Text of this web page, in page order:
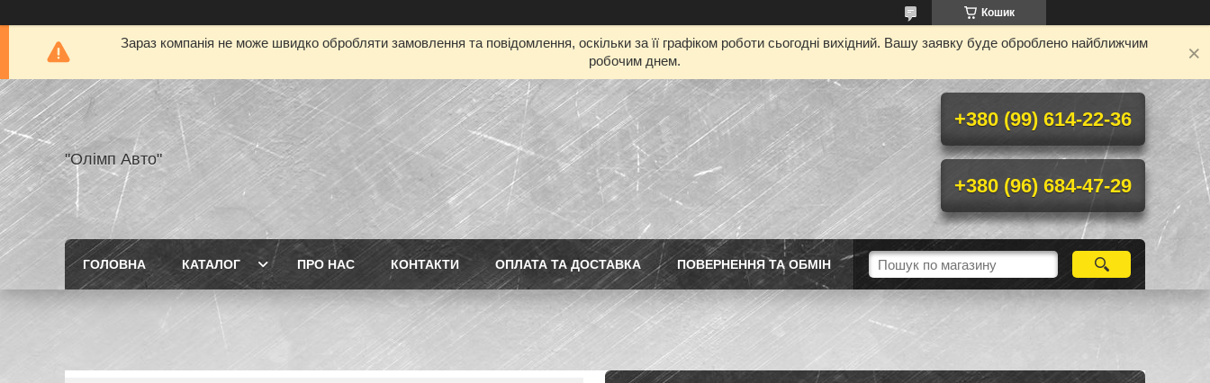
Кошик
Зараз компанія не може швидко обробляти замовлення та повідомлення, оскільки за її графіком роботи сьогодні вихідний. Вашу заявку буде оброблено найближчим
робочим днем.
"Олімп Авто"
+380 (99) 614-22-36
+380 (96) 684-47-29
ГОЛОВНА КАТАЛОГ ПРО НАС КОНТАКТИ ОПЛАТА ТА ДОСТАВКА ПОВЕРНЕННЯ ТА ОБМІН